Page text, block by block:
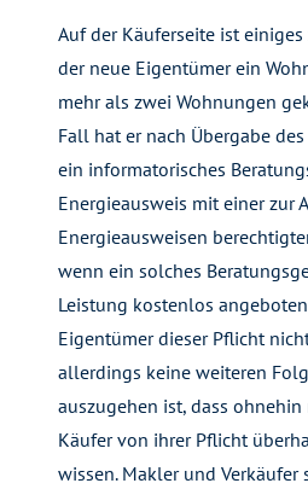
Auf der Käuferseite ist
der neue Eigentümer ein
mehr als zwei Wohnungen
Fall hat er nach Übergabe
ein informatorisches
Energieausweis mit einer zur
Energieausweisen
wenn ein solches
Leistung kostenlos
Eigentümer dieser Pflicht
allerdings keine weiteren
auszugehen ist, dass
Käufer von ihrer Pflicht
wissen. Makler und Verkäufer